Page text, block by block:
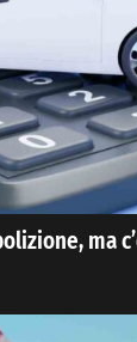
ma